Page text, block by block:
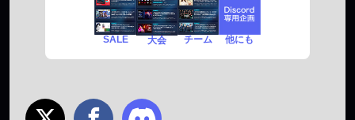
SALE 大会 チーム 他にも